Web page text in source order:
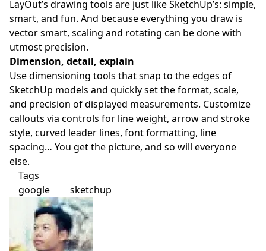
LayOut’s drawing tools are just like SketchUp’s: simple,
smart, and fun. And because everything you draw is
vector smart, scaling and rotating can be done with
utmost precision.
Dimension, detail, explain
Use dimensioning tools that snap to the edges of
SketchUp models and quickly set the format, scale,
and precision of displayed measurements. Customize
callouts via controls for line weight, arrow and stroke
style, curved leader lines, font formatting, line
spacing… You get the picture, and so will everyone
else.
Tags
google
sketchup